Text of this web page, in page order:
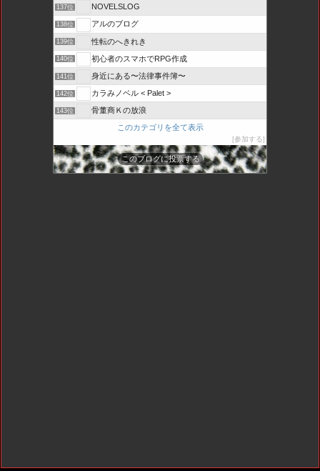
137位 NOVELSLOG
138位 アルのブログ
139位 性転のへきれき
140位 初心者のスマホでRPG作成
141位 身近にある〜法律事件簿〜
142位 カラみノベル < Palet >
143位
骨董商Ｋの放浪
このカテゴリを全て表示
参加する
このブログに投票する